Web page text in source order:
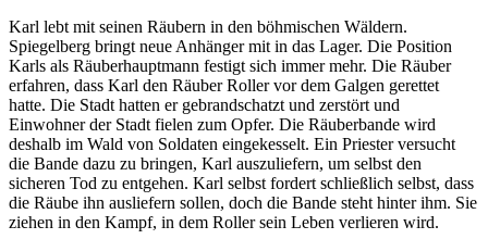
Karl lebt mit seinen Räubern in den böhmischen Wäldern.
Spiegelberg bringt neue Anhänger mit in das Lager. Die Position
Karls als Räuberhauptmann festigt sich immer mehr. Die Räuber
erfahren, dass Karl den Räuber Roller vor dem Galgen gerettet
hatte. Die Stadt hatten er gebrandschatzt und zerstört und
Einwohner der Stadt fielen zum Opfer. Die Räuberbande wird
deshalb im Wald von Soldaten eingekesselt. Ein Priester versucht
die Bande dazu zu bringen, Karl auszuliefern, um selbst den
sicheren Tod zu entgehen. Karl selbst fordert schließlich selbst, dass
die Räube ihn ausliefern sollen, doch die Bande steht hinter ihm. Sie
ziehen in den Kampf, in dem Roller sein Leben verlieren wird.